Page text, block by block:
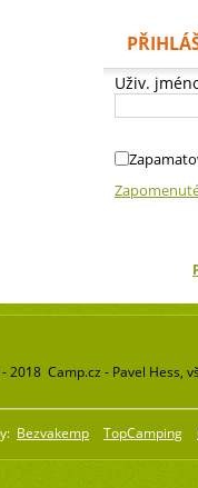
Uživ.
2018 Camp.cz - Pavel Hess,
Bezvakemp TopCamping